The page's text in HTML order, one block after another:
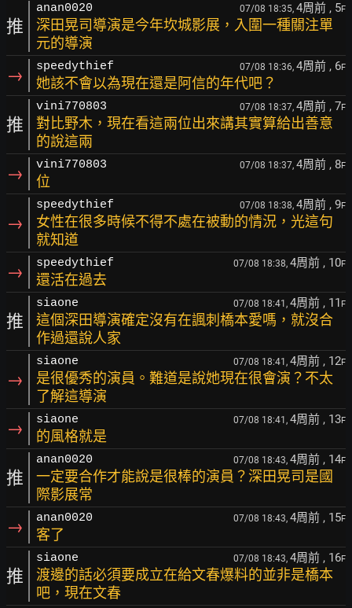
推
anan0020 07/08 18:35, 4周前 , 5F
深田晃司導演是今年坎城影展，入圍一種關注單
元的導演
→ speedythief 07/08 18:36, 4周前 , 6F
她該不會以為現在還是阿信的年代吧？
推
vini770803 07/08 18:37, 4周前 , 7F
對比野木，現在看這兩位出來講其實算給出善意
的說這兩
→ vini770803 07/08 18:37, 4周前 , 8F
位
→
speedythief 07/08 18:38, 4周前 , 9F
女性在很多時候不得不處在被動的情況，光這句
就知道
→ speedythief 07/08 18:38, 4周前 , 10F
還活在過去
推
siaone 07/08 18:41, 4周前 , 11 F
這個深田導演確定沒有在諷刺橋本愛嗎，就沒合
作過還說人家
→
siaone 07/08 18:41, 4周前 , 12F
是很優秀的演員。難道是說她現在很會演？不太
了解這導演
→ siaone 07/08 18:41, 4周前 , 13F
的風格就是
推
anan0020 07/08 18:43, 4周前 , 14F
一定要合作才能說是很棒的演員？深田晃司是國
際影展常
→ anan0020 07/08 18:43, 4周前 , 15F
客了
推
siaone 07/08 18:43, 4周前 , 16F
渡邊的話必須要成立在給文春爆料的並非是橋本
吧，現在文春